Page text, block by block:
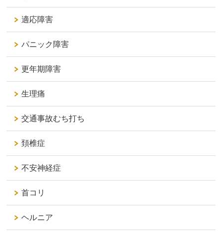
適応障害
パニック障害
更年期障害
生理痛
交通事故むち打ち
頚椎症
不安神経症
首コリ
ヘルニア